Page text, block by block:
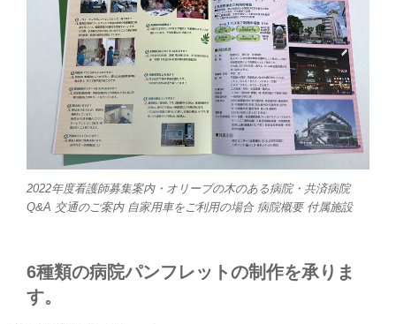
2022年度看護師募集案内・オリーブの木のある病院・共済病院
Q&A 交通のご案内 自家用車をご利用の場合 病院概要 付属施設
6種類の病院パンフレットの制作を承りま
す。